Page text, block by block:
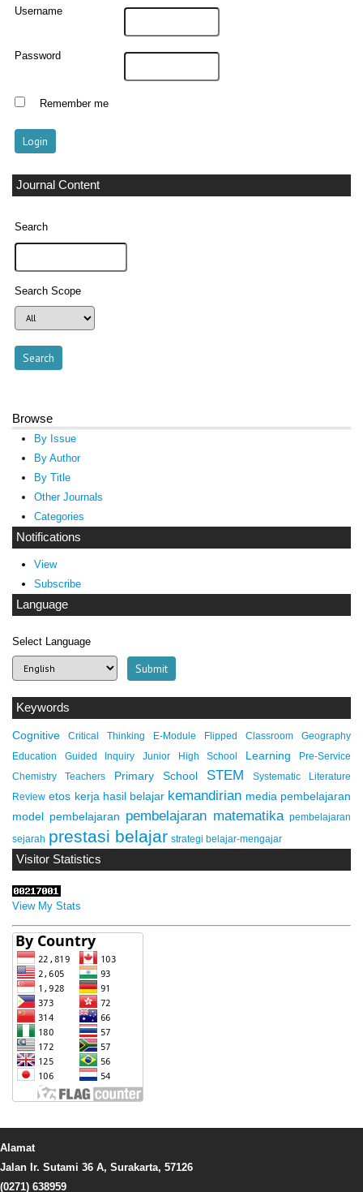
Username
Password
Remember me
Journal Content
Search
Search Scope
Browse
By Issue
By Author
By Title
Other Journals
Categories
Notifications
View
Subscribe
Language
Select Language
Keywords
Cognitive Critical Thinking E-Module Flipped Classroom
Geography
Education
Guided Inquiry Junior High School Learning
Pre-Service
Chemistry Teachers
Primary School STEM
Systematic Literature
Review etos kerja hasil belajar kemandirian media pembelajaran
model pembelajaran pembelajaran matematika pembelajaran
sejarah prestasi belajar strategi belajar-mengajar
Visitor Statistics
View My Stats
Alamat
Jalan Ir. Sutami 36 A, Surakarta, 57126
(0271) 638959